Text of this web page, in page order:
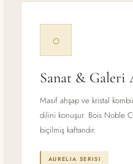
○
Sanat & Galeri
Masif ahşap ve kristal
dilini konuşur. Bois Noble
biçilmiş kaftandır.
AURELIA SERISI